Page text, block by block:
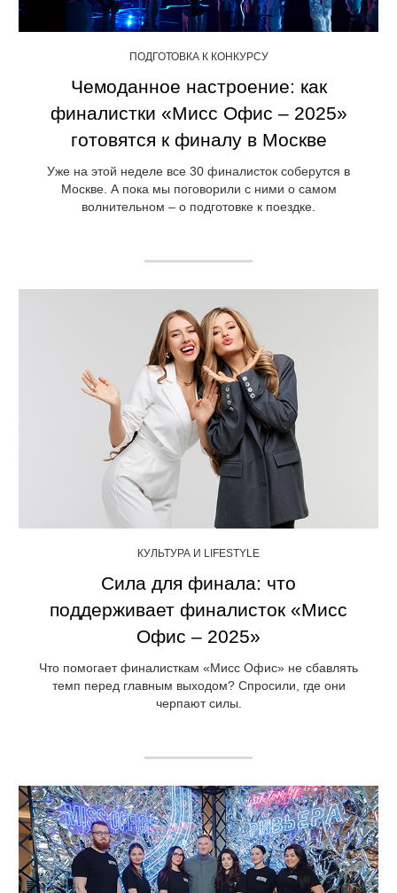
ПОДГОТОВКА К КОНКУРСУ
Чемоданное настроение: как
финалистки «Мисс Офис – 2025»
готовятся к финалу в Москве
Уже на этой неделе все 30 финалисток соберутся в
Москве. А пока мы поговорили с ними о самом
волнительном – о подготовке к поездке.
КУЛЬТУРА И LIFESTYLE
Сила для финала: что
поддерживает финалисток «Мисс
Офис – 2025»
Что помогает финалисткам «Мисс Офис» не сбавлять
темп перед главным выходом? Спросили, где они
черпают силы.